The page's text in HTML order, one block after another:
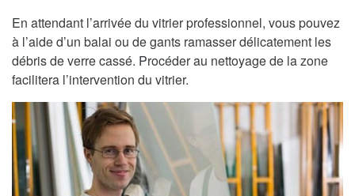
En attendant l’arrivée du vitrier professionnel, vous pouvez
à l’aide d’un balai ou de gants ramasser délicatement les
débris de verre cassé. Procéder au nettoyage de la zone
facilitera l’intervention du vitrier.